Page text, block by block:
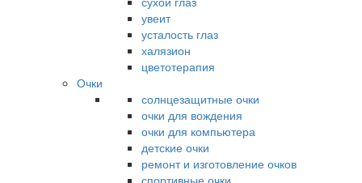
увеит
усталость глаз
халязион
цветотерапия
Очки
солнцезащитные очки
очки для вождения
очки для компьютера
детские очки
ремонт и изготовление очков